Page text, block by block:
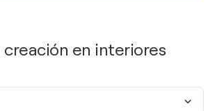
creación en interiores